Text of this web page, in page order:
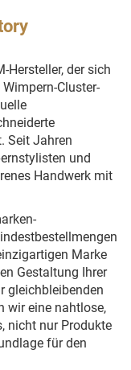
Hersteller, der sich
Cluster-
Seit Jahren
und
Handwerk mit
Marke
Gestaltung Ihrer
gleichbleibenden
wir eine nahtlose,
nicht nur Produkte
für den